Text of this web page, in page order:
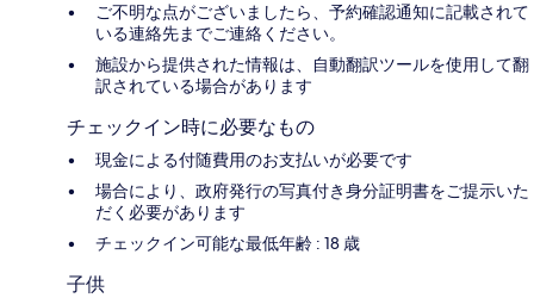
ご不明な点がございましたら、予約確認通知に記載されて
いる連絡先までご連絡ください。
施設から提供された情報は、自動翻訳ツールを使用して翻
訳されている場合があります
チェックイン時に必要なもの
現金による付随費用のお支払いが必要です
場合により、政府発行の写真付き身分証明書をご提示いた
だく必要があります
チェックイン可能な最低年齢 : 18 歳
子供